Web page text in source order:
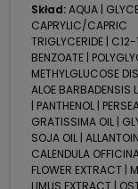
Skład:AQUA |
CAPRYLIC/CAPRIC
TRIGLYCERIDE | C12-
BENZOATE |
METHYLGLUCOSE
ALOE BARBADENSIS
| PANTHENOL |
GRATISSIMA OIL |
SOJA OIL |
CALENDULA
FLOWER EXTRACT |
LIMUS EXTRACT |